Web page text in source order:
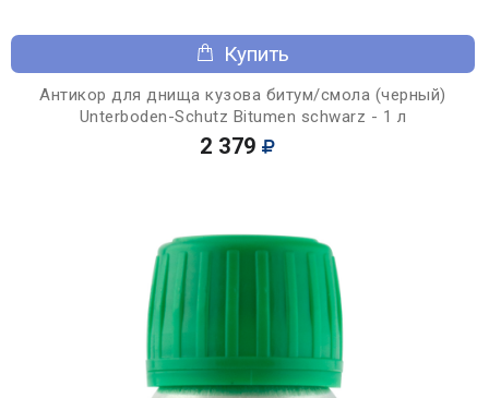
Купить
Антикор для днища кузова битум/смола (черный)
Unterboden-Schutz Bitumen schwarz - 1 л
2 379